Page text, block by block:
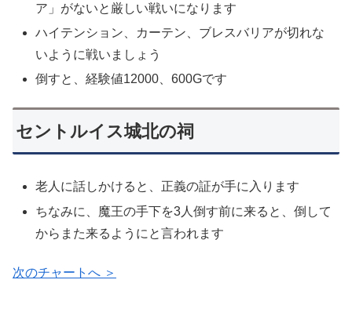
ア」がないと厳しい戦いになります
ハイテンション、カーテン、ブレスバリアが切れな
いように戦いましょう
倒すと、経験値12000、600Gです
セントルイス城北の祠
老人に話しかけると、正義の証が手に入ります
ちなみに、魔王の手下を3人倒す前に来ると、倒して
からまた来るようにと言われます
次のチャートへ ＞